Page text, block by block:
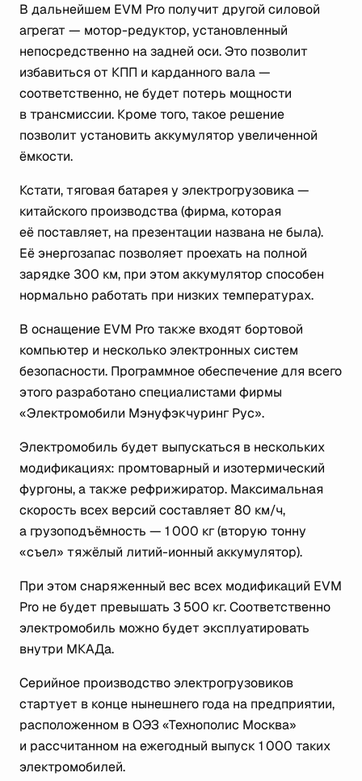
В дальнейшем EVM Pro получит другой силовой
агрегат — мотор-редуктор, установленный
непосредственно на задней оси. Это позволит
избавиться от КПП и карданного вала —
соответственно, не будет потерь мощности
в трансмиссии. Кроме того, такое решение
позволит установить аккумулятор увеличенной
ёмкости.
Кстати, тяговая батарея у электрогрузовика —
китайского производства (фирма, которая
её поставляет, на презентации названа не была).
Её энергозапас позволяет проехать на полной
зарядке 300 км, при этом аккумулятор способен
нормально работать при низких температурах.
В оснащение EVM Pro также входят бортовой
компьютер и несколько электронных систем
безопасности. Программное обеспечение для всего
этого разработано специалистами фирмы
«Электромобили Мэнуфэкчуринг Рус».
Электромобиль будет выпускаться в нескольких
модификациях: промтоварный и изотермический
фургоны, а также рефрижиратор. Максимальная
скорость всех версий составляет 80 км/ч,
а грузоподъёмность — 1 000 кг (вторую тонну
«съел» тяжёлый литий-ионный аккумулятор).
При этом снаряженный вес всех модификаций EVM
Pro не будет превышать 3 500 кг. Соответственно
электромобиль можно будет эксплуатировать
внутри МКАДа.
Серийное производство электрогрузовиков
стартует в конце нынешнего года на предприятии,
расположенном в ОЭЗ «Технополис Москва»
и рассчитанном на ежегодный выпуск 1 000 таких
электромобилей.